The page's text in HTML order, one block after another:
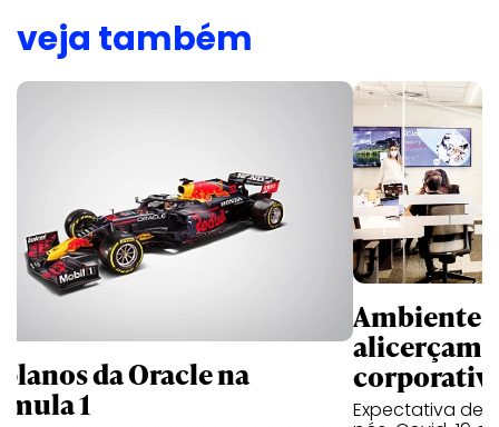
veja também
da Oracle na
1
Ambientes
alicerçam
Expectativa de